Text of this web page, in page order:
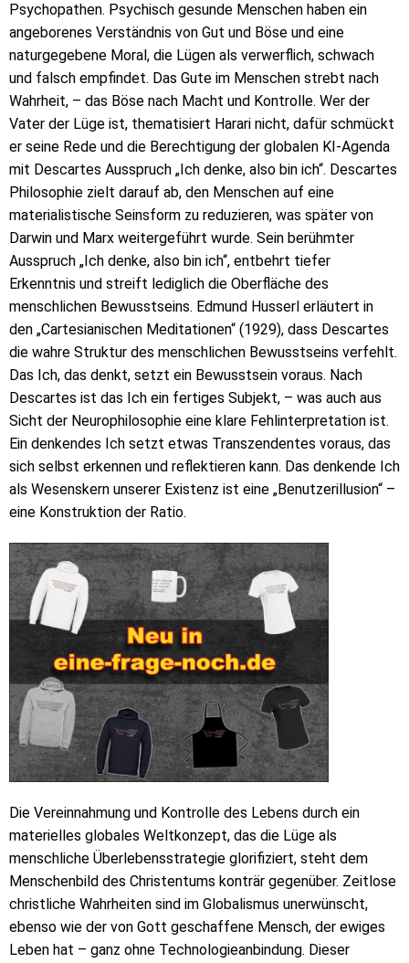
Psychopathen. Psychisch gesunde Menschen haben ein
angeborenes Verständnis von Gut und Böse und eine
naturgegebene Moral, die Lügen als verwerflich, schwach
und falsch empfindet. Das Gute im Menschen strebt nach
Wahrheit, – das Böse nach Macht und Kontrolle. Wer der
Vater der Lüge ist, thematisiert Harari nicht, dafür schmückt
er seine Rede und die Berechtigung der globalen KI-Agenda
mit Descartes Ausspruch „Ich denke, also bin ich“. Descartes
Philosophie zielt darauf ab, den Menschen auf eine
materialistische Seinsform zu reduzieren, was später von
Darwin und Marx weitergeführt wurde. Sein berühmter
Ausspruch „Ich denke, also bin ich“, entbehrt tiefer
Erkenntnis und streift lediglich die Oberfläche des
menschlichen Bewusstseins. Edmund Husserl erläutert in
den „Cartesianischen Meditationen“ (1929), dass Descartes
die wahre Struktur des menschlichen Bewusstseins verfehlt.
Das Ich, das denkt, setzt ein Bewusstsein voraus. Nach
Descartes ist das Ich ein fertiges Subjekt, – was auch aus
Sicht der Neurophilosophie eine klare Fehlinterpretation ist.
Ein denkendes Ich setzt etwas Transzendentes voraus, das
sich selbst erkennen und reflektieren kann. Das denkende Ich
als Wesenskern unserer Existenz ist eine „Benutzerillusion“ –
eine Konstruktion der Ratio.
Die Vereinnahmung und Kontrolle des Lebens durch ein
materielles globales Weltkonzept, das die Lüge als
menschliche Überlebensstrategie glorifiziert, steht dem
Menschenbild des Christentums konträr gegenüber. Zeitlose
christliche Wahrheiten sind im Globalismus unerwünscht,
ebenso wie der von Gott geschaffene Mensch, der ewiges
Leben hat – ganz ohne Technologieanbindung. Dieser